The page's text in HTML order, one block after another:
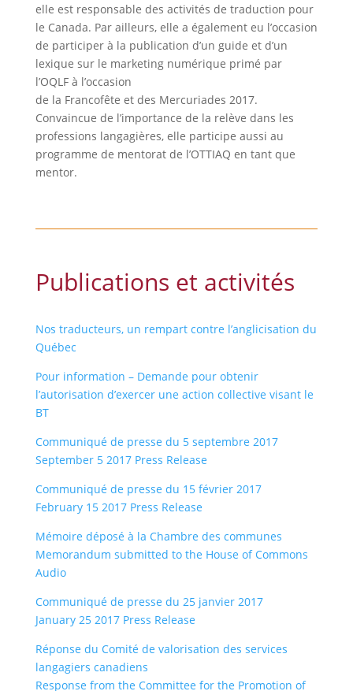
elle est responsable des activités de traduction pour
le Canada. Par ailleurs, elle a également eu l’occasion
de participer à la publication d’un guide et d’un
lexique sur le marketing numérique primé par
l’OQLF à l’occasion
de la Francofête et des Mercuriades 2017.
Convaincue de l’importance de la relève dans les
professions langagières, elle participe aussi au
programme de mentorat de l’OTTIAQ en tant que
mentor.
Publications et activités
Nos traducteurs, un rempart contre l’anglicisation du
Québec
Pour information – Demande pour obtenir
l’autorisation d’exercer une action collective visant le
BT
Communiqué de presse du 5 septembre 2017
September 5 2017 Press Release
Communiqué de presse du 15 février 2017
February 15 2017 Press Release
Mémoire déposé à la Chambre des communes
Memorandum submitted to the House of Commons
Audio
Communiqué de presse du 25 janvier 2017
January 25 2017 Press Release
Réponse du Comité de valorisation des services
langagiers canadiens
Response from the Committee for the Promotion of